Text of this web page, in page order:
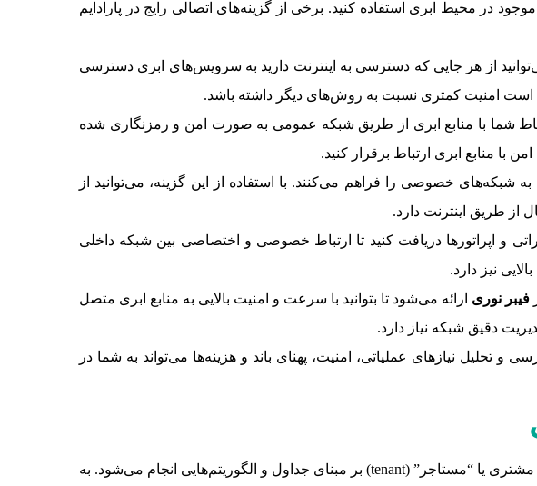
در محیط ابری استفاده کنید. برخی از گزینه‌های اتصالی رایج در پارادایم
از هر جایی که دسترسی به اینترنت دارید به سرویس‌های ابری دسترسی
است امنیت کمتری نسبت به روش‌های دیگر داشته باشد.
شما با منابع ابری از طریق شبکه عمومی به صورت امن و رمزنگاری شده
با منابع ابری ارتباط برقرار کنید.
شبکه‌های خصوصی را فراهم می‌کنند. با استفاده از این گزینه، می‌توانید از
طریق اینترنت دارد.
و اپراتورها دریافت کنید تا ارتباط خصوصی و اختصاصی بین شبکه داخلی
نیز دارد.
فیبر نوری ارائه می‌شود تا بتوانید با سرعت و امنیت بالایی به منابع ابری متصل
دقیق شبکه نیاز دارد.
تحلیل نیازهای عملیاتی، امنیت، پهنای باند و هزینه‌ها می‌تواند به شما در
چند مستاجری در رایانش ابری، یک مدل معماری است که به اشتراک‌گذاری منابع و خدمات ابری بین چند مشتری یا “مستاجر” (tenant) بر مبنای جداول و الگوریتم‌هایی انجام می‌شود. به